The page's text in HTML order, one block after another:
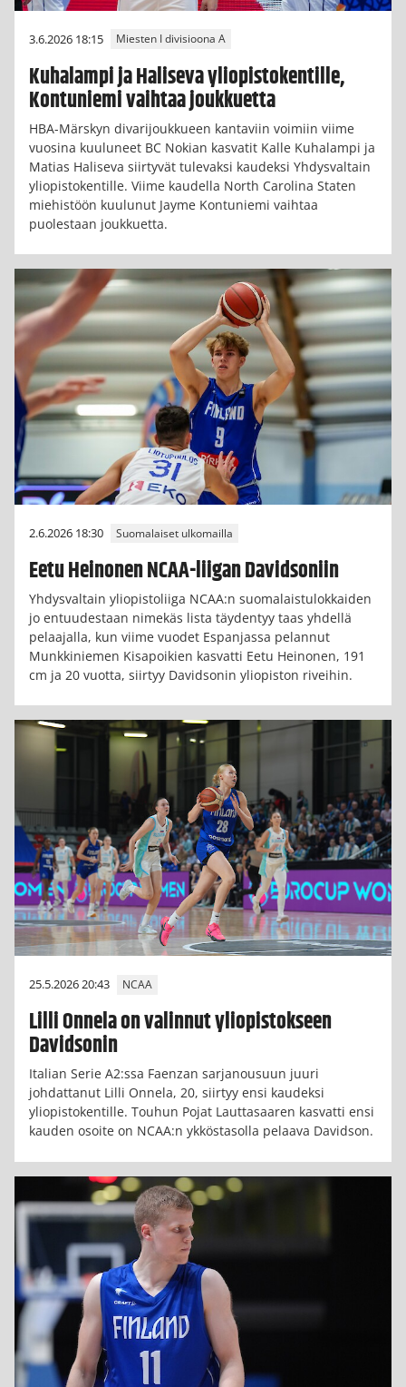
3.6.2026 18:15 Miesten I divisioona A
Kuhalampi ja Haliseva yliopistokentille,
Kontuniemi vaihtaa joukkuetta
HBA-Märskyn divarijoukkueen kantaviin voimiin viime
vuosina kuuluneet BC Nokian kasvatit Kalle Kuhalampi ja
Matias Haliseva siirtyvät tulevaksi kaudeksi Yhdysvaltain
yliopistokentille. Viime kaudella North Carolina Staten
miehistöön kuulunut Jayme Kontuniemi vaihtaa
puolestaan joukkuetta.
2.6.2026 18:30 Suomalaiset ulkomailla
Eetu Heinonen NCAA-liigan Davidsoniin
Yhdysvaltain yliopistoliiga NCAA:n suomalaistulokkaiden
jo entuudestaan nimekäs lista täydentyy taas yhdellä
pelaajalla, kun viime vuodet Espanjassa pelannut
Munkkiniemen Kisapoikien kasvatti Eetu Heinonen, 191
cm ja 20 vuotta, siirtyy Davidsonin yliopiston riveihin.
25.5.2026 20:43 NCAA
Lilli Onnela on valinnut yliopistokseen
Davidsonin
Italian Serie A2:ssa Faenzan sarjanousuun juuri
johdattanut Lilli Onnela, 20, siirtyy ensi kaudeksi
yliopistokentille. Touhun Pojat Lauttasaaren kasvatti ensi
kauden osoite on NCAA:n ykköstasolla pelaava Davidson.